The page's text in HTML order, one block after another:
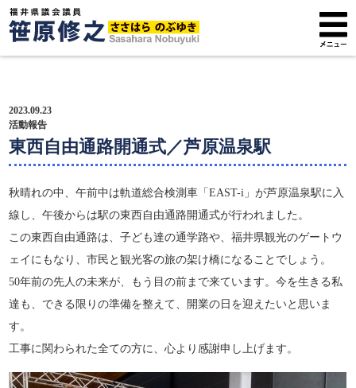
プロフィール
政策方針
活動報告
広報紙
サポーター募集
2023.09.23
活動報告
東西自由通路開通式／芦原温泉駅
秋晴れの中、午前中は軌道総合検測車「EAST-i」が芦原温泉駅に入
線し、午後からは駅の東西自由通路開通式が行われました。
この東西自由通路は、子ども達の通学路や、福井県観光のゲートウ
ェイにもなり、市民と観光客の旅の架け橋になることでしょう。
50年前の先人の未来が、もう目の前まで来ています。今を生きる私
達も、できる限りの準備を整えて、開業の日を迎えたいと思いま
す。
工事に関わられた全ての方に、心より感謝申し上げます。